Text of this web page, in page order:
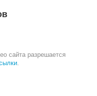
сайта разрешается